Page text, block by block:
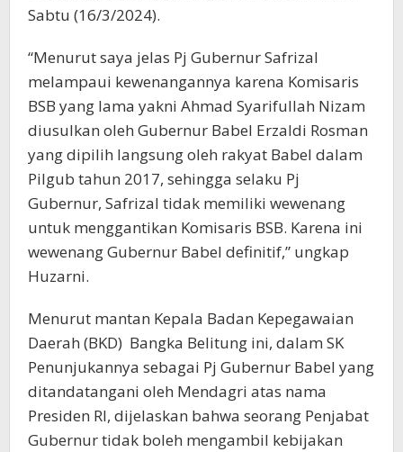
Sabtu (16/3/2024).
“Menurut saya jelas Pj Gubernur Safrizal
melampaui kewenangannya karena Komisaris
BSB yang lama yakni Ahmad Syarifullah Nizam
diusulkan oleh Gubernur Babel Erzaldi Rosman
yang dipilih langsung oleh rakyat Babel dalam
Pilgub tahun 2017, sehingga selaku Pj
Gubernur, Safrizal tidak memiliki wewenang
untuk menggantikan Komisaris BSB. Karena ini
wewenang Gubernur Babel definitif,” ungkap
Huzarni.
Menurut mantan Kepala Badan Kepegawaian
Daerah (BKD) Bangka Belitung ini, dalam SK
Penunjukannya sebagai Pj Gubernur Babel yang
ditandatangani oleh Mendagri atas nama
Presiden RI, dijelaskan bahwa seorang Penjabat
Gubernur tidak boleh mengambil kebijakan